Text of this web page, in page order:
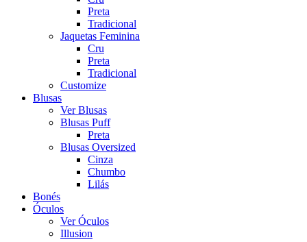
Preta
Tradicional
Jaquetas Feminina
Cru
Preta
Tradicional
Customize
Blusas
Ver Blusas
Blusas Puff
Preta
Blusas Oversized
Cinza
Chumbo
Lilás
Bonés
Óculos
Ver Óculos
Illusion